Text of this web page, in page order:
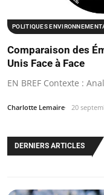
POLITIQUES
Comparaison des
Unis Face à Face
EN BREF Contexte :
Charlotte Lemaire 20
DERNIERS ARTICLES